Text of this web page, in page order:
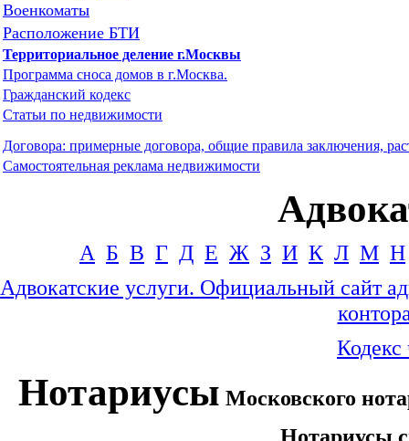
Военкоматы
Расположение БТИ
Территориальное деление г.Москвы
Программа сноса домов в г.Москва.
Гражданский кодекс
Статьи по недвижимости
Договора: примерные договора, общие правила заключения,
Самостоятельная реклама недвижимости
А Б В Г Д Е Ж З И К Л М Н
Адвокатские услуги. Официальный сайт
Кодекс
Нотариусы Московского
Нотариусы